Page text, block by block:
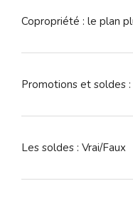
Copropriété : le plan
Promotions et soldes
Les soldes : Vrai/Faux